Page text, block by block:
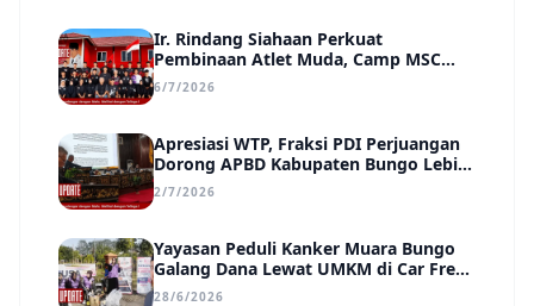
Ir. Rindang Siahaan Perkuat
Pembinaan Atlet Muda, Camp MSC
Siapkan Generasi Juara Hadapi
Kejuaraan Regional hingga Nasional
6/7/2026
Apresiasi WTP, Fraksi PDI Perjuangan
Dorong APBD Kabupaten Bungo Lebih
Efektif, Transparan, dan Berdampak
2/7/2026
Yayasan Peduli Kanker Muara Bungo
Galang Dana Lewat UMKM di Car Free
Day, Ir. Rindang Siahaan Beri Apresiasi
28/6/2026